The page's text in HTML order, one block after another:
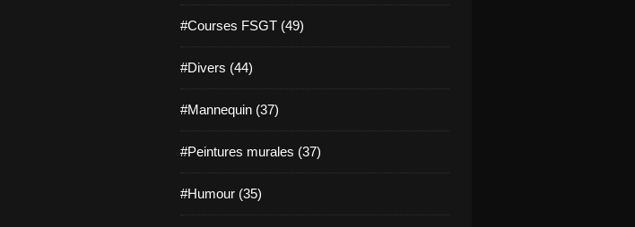
#Courses FSGT (49)
#Divers (44)
#Mannequin (37)
#Peintures murales (37)
#Humour (35)